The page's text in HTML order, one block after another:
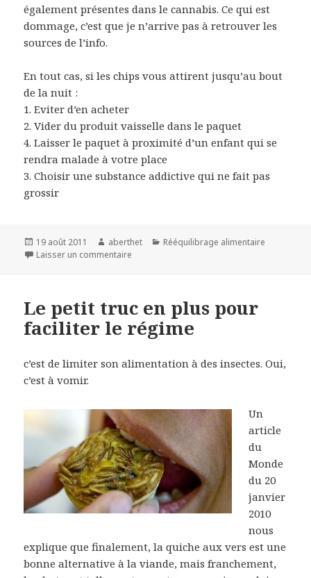
également présentes dans le cannabis. Ce qui est
dommage, c’est que je n’arrive pas à retrouver les
sources de l’info.
En tout cas, si les chips vous attirent jusqu’au bout
de la nuit :
1. Eviter d’en acheter
2. Vider du produit vaisselle dans le paquet
4. Laisser le paquet à proximité d’un enfant qui se
rendra malade à votre place
3. Choisir une substance addictive qui ne fait pas
grossir
Publié
le
19 août 2011 Auteur
aberthet Catégories
Rééquilibrage alimentaire
Laisser un commentaire
Le petit truc en plus pour
faciliter le régime
c’est de limiter son alimentation à des insectes. Oui,
c’est à vomir.
Un
article
du
Monde
du 20
janvier
2010
nous
explique que finalement, la quiche aux vers est une
bonne alternative à la viande, mais franchement,